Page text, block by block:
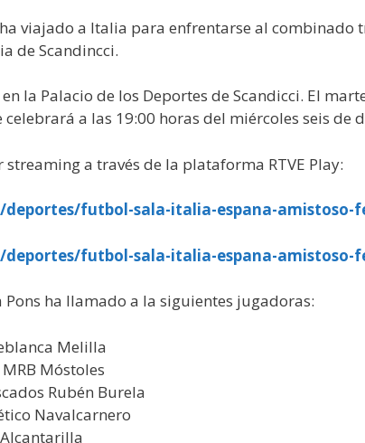
viajado a Italia para enfrentarse al combinado
de Scandincci.
la Palacio de los Deportes de Scandicci. El
a las 19:00 horas del miércoles seis de
a través de la plataforma RTVE Play:
futbol-sala-italia-espana-amistoso-
futbol-sala-italia-espana-amistoso-
ha llamado a la siguientes jugadoras:
Melilla
Móstoles
Rubén Burela
Navalcarnero